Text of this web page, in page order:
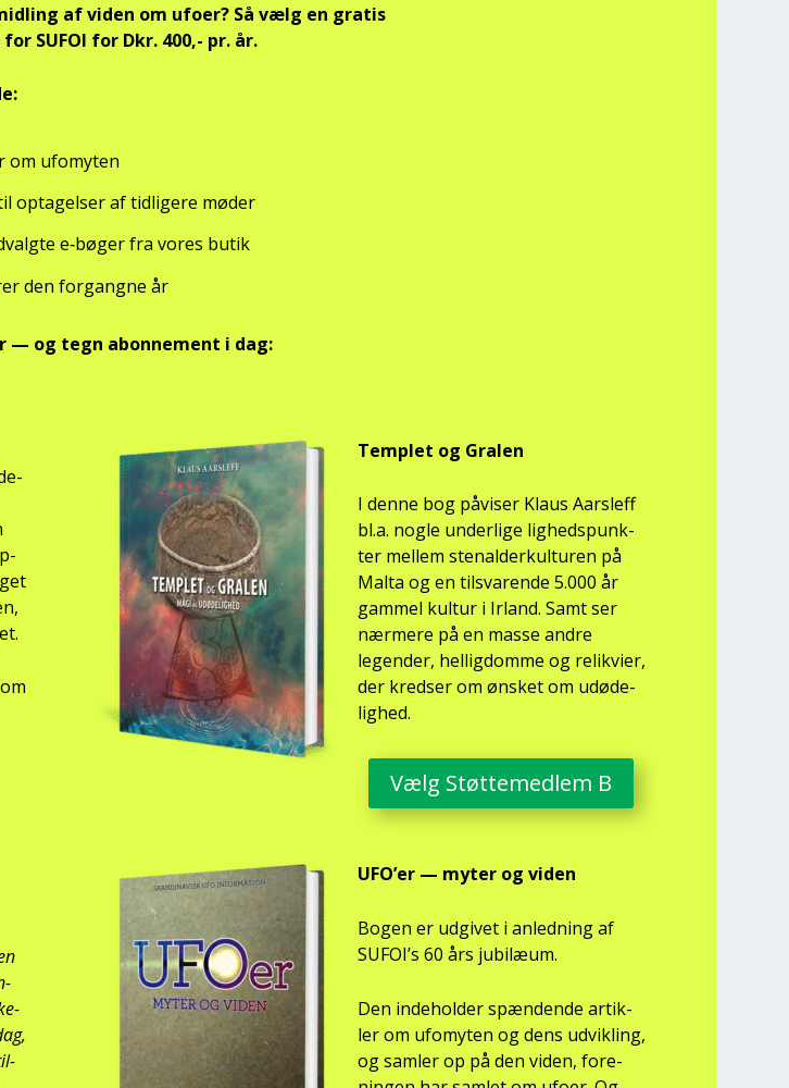
af viden om ufo­er? Så vælg en gra­tis
SUFOI for Dkr. 400,- pr. år.
om ufo­myten
opta­gel­ser af tid­li­ge­re møder
e‑bøger fra vores butik
den for­gang­ne år
og tegn abon­ne­ment i dag:
Temp­let og Gra­len
I den­ne bog påvi­ser Klaus Aars­l­eff
bl.a. nog­le under­li­ge lig­heds­punk­
ter mel­lem ste­nal­der­kul­tu­ren på
Mal­ta og en til­sva­ren­de 5.000 år
gam­mel kul­tur i Irland. Samt ser
nær­me­re på en mas­se andre
legen­der, hel­lig­dom­me og relik­vi­er,
der kred­ser om ønsket om udø­de­
lig­hed.
Vælg Støt­te­med­lem B
UFO’er — myter og viden
Bogen er udgi­vet i anled­ning af
SUFOI’s 60 års jubilæum.
Den inde­hol­der spæn­den­de artik­
ler om ufo­myten og dens udvik­ling,
og sam­ler op på den viden, for­e­